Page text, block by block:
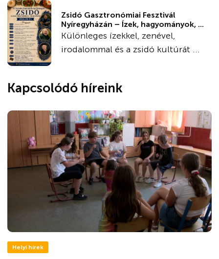
Zsidó Gasztronómiai Fesztivál
Nyíregyházán – Ízek, hagyományok, ...
Különleges ízekkel, zenével,
irodalommal és a zsidó kultúrát ...
Kapcsolódó híreink
Helyi hírek